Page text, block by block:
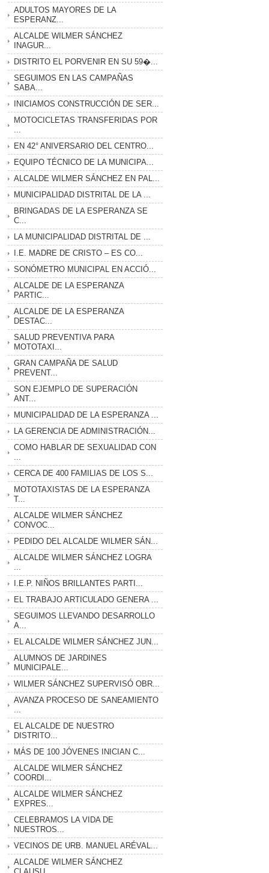
ADULTOS MAYORES DE LA
ESPERANZ...
ALCALDE WILMER SÁNCHEZ
INAGUR...
DISTRITO EL PORVENIR EN SU 59�...
SEGUIMOS EN LAS CAMPAÑAS
SABA...
INICIAMOS CONSTRUCCIÓN DE SER...
MOTOCICLETAS TRANSFERIDAS POR
EN 42° ANIVERSARIO DEL CENTRO...
EQUIPO TÉCNICO DE LA MUNICIPA...
ALCALDE WILMER SÁNCHEZ EN PAL...
MUNICIPALIDAD DISTRITAL DE LA ...
BRINGADAS DE LA ESPERANZA SE
C...
LA MUNICIPALIDAD DISTRITAL DE ...
I.E. MADRE DE CRISTO – ES CO...
SONÓMETRO MUNICIPAL EN ACCIÓ...
ALCALDE DE LA ESPERANZA
PARTIC...
ALCALDE DE LA ESPERANZA
DESTAC...
SALUD PREVENTIVA PARA
MOTOTAXI...
GRAN CAMPAÑA DE SALUD
PREVENT...
SON EJEMPLO DE SUPERACIÓN
ANT...
MUNICIPALIDAD DE LA ESPERANZA ...
LA GERENCIA DE ADMINISTRACIÓN...
COMO HABLAR DE SEXUALIDAD CON
CERCA DE 400 FAMILIAS DE LOS S...
MOTOTAXISTAS DE LA ESPERANZA
T...
ALCALDE WILMER SÁNCHEZ
CONVOC...
PEDIDO DEL ALCALDE WILMER SÁN...
ALCALDE WILMER SÁNCHEZ LOGRA
I.E.P. NIÑOS BRILLANTES PARTI...
EL TRABAJO ARTICULADO GENERA ...
SEGUIMOS LLEVANDO DESARROLLO
A...
EL ALCALDE WILMER SÁNCHEZ JUN...
ALUMNOS DE JARDINES
MUNICIPALE...
WILMER SÁNCHEZ SUPERVISÓ OBR...
AVANZA PROCESO DE SANEAMIENTO
EL ALCALDE DE NUESTRO
DISTRITO...
MÁS DE 100 JÓVENES INICIAN C...
ALCALDE WILMER SÁNCHEZ
COORDI...
ALCALDE WILMER SÁNCHEZ
EXPRES...
CELEBRAMOS LA VIDA DE
NUESTROS...
VECINOS DE URB. MANUEL ARÉVAL...
ALCALDE WILMER SÁNCHEZ